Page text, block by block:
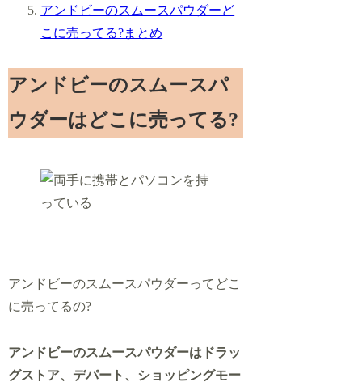
アンドビーのスムースパウダーど
こに売ってる?まとめ
アンドビーのスムースパ
ウダーはどこに売ってる?
アンドビーのスムースパウダーってどこ
に売ってるの?
アンドビーのスムースパウダーはドラッ
グストア、デパート、ショッピングモー